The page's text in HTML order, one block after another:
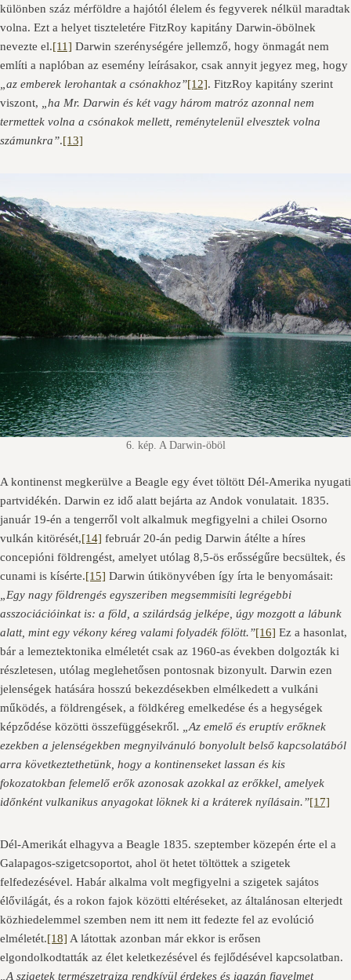
különben száz mérföldre a hajótól élelem és fegyverek nélkül maradtak
volna. Ezt a helyet tiszteletére FitzRoy kapitány Darwin-öbölnek
nevezte el.[11] Darwin szerénységére jellemző, hogy önmagát nem
említi a naplóban az esemény leírásakor, csak annyit jegyez meg, hogy
„az emberek lerohantak a csónakhoz”[12]. FitzRoy kapitány szerint
viszont,
„ha Mr. Darwin és két vagy három matróz azonnal nem
termettek volna a csónakok mellett, reménytelenül elvesztek volna
számunkra”.[13]
6. kép. A Darwin-öböl
A kontinenst megkerülve a Beagle egy évet töltött Dél-Amerika nyugati
partvidékén. Darwin ez idő alatt bejárta az Andok vonulatait. 1835.
január 19-én a tengerről volt alkalmuk megfigyelni a chilei Osorno
vulkán kitörését,[14] február 20-án pedig Darwin átélte a híres
concepióni földrengést, amelyet utólag 8,5-ös erősségűre becsültek, és
cunami is kísérte.[15] Darwin útikönyvében így írta le benyomásait:
„Egy nagy földrengés egyszeriben megsemmisíti legrégebbi
asszociációinkat is: a föld, a szilárdság jelképe, úgy mozgott a lábunk
alatt, mint egy vékony kéreg valami folyadék fölött.”[16] Ez a hasonlat,
bár a lemeztektonika elméletét csak az 1960-as években dolgozták ki
részletesen, utólag meglehetősen pontosnak bizonyult. Darwin ezen
jelenségek hatására hosszú bekezdésekben elmélkedett a vulkáni
működés, a földrengések, a földkéreg emelkedése és a hegységek
képződése közötti összefüggésekről.
„Az emelő és eruptív erőknek
ezekben a jelenségekben megnyilvánuló bonyolult belső kapcsolatából
arra következtethetünk, hogy a kontinenseket lassan és kis
fokozatokban felemelő erők azonosak azokkal az erőkkel, amelyek
időnként vulkanikus anyagokat löknek ki a kráterek nyílásain.”[17]
Dél-Amerikát elhagyva a Beagle 1835. szeptember közepén érte el a
Galapagos-szigetcsoportot, ahol öt hetet töltöttek a szigetek
felfedezésével. Habár alkalma volt megfigyelni a szigetek sajátos
élővilágát, és a rokon fajok közötti eltéréseket, az általánosan elterjedt
közhiedelemmel szemben nem itt nem itt fedezte fel az evolúció
elméletét.[18] A látottak azonban már ekkor is erősen
elgondolkodtatták az élet keletkezésével és fejlődésével kapcsolatban.
„A szigetek természetrajza rendkívül érdekes és igazán figyelmet